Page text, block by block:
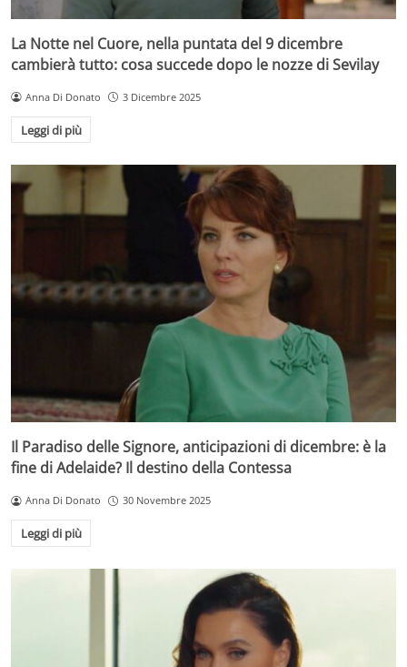
La Notte nel Cuore, nella puntata del 9 dicembre
cambierà tutto: cosa succede dopo le nozze di Sevilay
Anna Di Donato 3 Dicembre 2025
Leggi di più
Il Paradiso delle Signore, anticipazioni di dicembre: è la
fine di Adelaide? Il destino della Contessa
Anna Di Donato 30 Novembre 2025
Leggi di più